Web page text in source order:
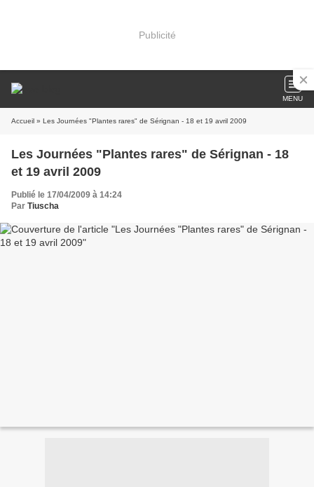
Publicité
MENU
Accueil » Les Journées "Plantes rares" de Sérignan - 18 et 19 avril 2009
Les Journées "Plantes rares" de Sérignan - 18
et 19 avril 2009
Publié le 17/04/2009 à 14:24
Par Tiuscha